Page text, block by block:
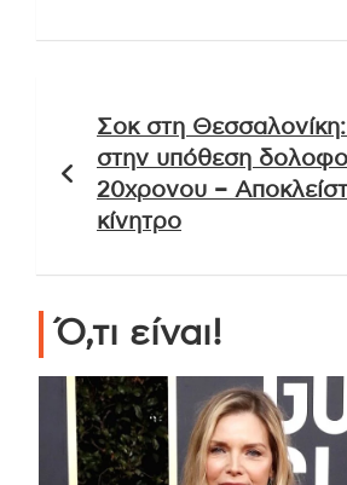
άρθρων
Σοκ στη Θεσσαλονίκη:
στην υπόθεση
20χρονου –
κίνητρο
Ό,τι είναι!